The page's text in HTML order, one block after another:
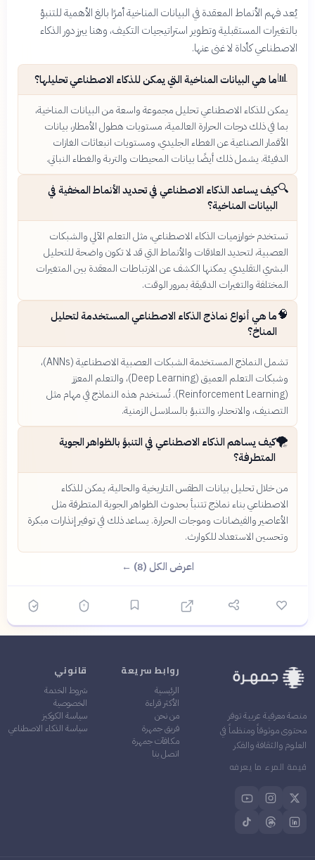
يُعد فهم الأنماط المعقدة في البيانات المناخية أمرًا بالغ الأهمية للتنبؤ
بالتغيرات المستقبلية وتطوير استراتيجيات التكيف، وهنا يبرز دور الذكاء
الاصطناعي كأداة لا غنى عنها.
📊ما هي البيانات المناخية التي يمكن للذكاء الاصطناعي تحليلها؟
يمكن للذكاء الاصطناعي تحليل مجموعة واسعة من البيانات المناخية،
بما في ذلك درجات الحرارة العالمية، مستويات هطول الأمطار، بيانات
الأقمار الصناعية عن الغطاء الجليدي، ومستويات انبعاثات الغازات
الدفيئة. يشمل ذلك أيضًا بيانات المحيطات والتربة والغطاء النباتي.
🔍كيف يساعد الذكاء الاصطناعي في تحديد الأنماط المخفية في
البيانات المناخية؟
تستخدم خوارزميات الذكاء الاصطناعي، مثل التعلم الآلي والشبكات
العصبية، لتحديد العلاقات والأنماط التي قد لا تكون واضحة للتحليل
البشري التقليدي. يمكنها الكشف عن الارتباطات المعقدة بين المتغيرات
المختلفة والتغيرات الدقيقة بمرور الوقت.
🧠ما هي أنواع نماذج الذكاء الاصطناعي المستخدمة لتحليل
المناخ؟
تشمل النماذج المستخدمة الشبكات العصبية الاصطناعية (ANNs)،
وشبكات التعلم العميق (Deep Learning)، والتعلم المعزز
(Reinforcement Learning). تُستخدم هذه النماذج في مهام مثل
التصنيف، والانحدار، والتنبؤ بالسلاسل الزمنية.
🌪️كيف يساهم الذكاء الاصطناعي في التنبؤ بالظواهر الجوية
المتطرفة؟
من خلال تحليل بيانات الطقس التاريخية والحالية، يمكن للذكاء
الاصطناعي بناء نماذج تتنبأ بحدوث الظواهر الجوية المتطرفة مثل
الأعاصير والفيضانات وموجات الحرارة. يساعد ذلك في توفير إنذارات مبكرة
وتحسين الاستعداد للكوارث.
اعرض الكل (8) ←
منصة معرفية عربية توفر
محتوى موثوقاً ومنظماً في
العلوم والثقافة والفكر
قيمة المرء ما يعرفه
روابط سريعة
الرئيسية
الأكثر قراءة
من نحن
فريق جمهرة
مكافآت جمهرة
اتصل بنا
قانوني
شروط الخدمة
الخصوصية
سياسة الكوكيز
سياسة الذكاء الاصطناعي